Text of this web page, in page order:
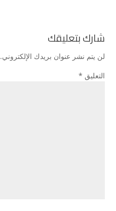
شارك بتعليقك
لن يتم نشر عنوان بريدك الإلكتروني.
التعليق *